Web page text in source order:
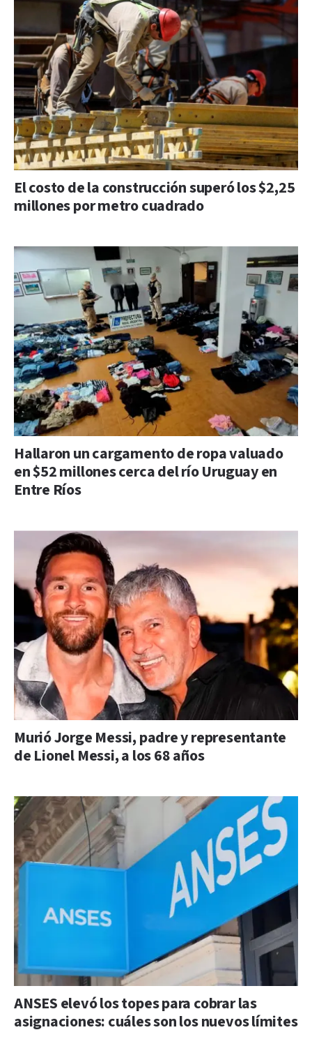
El costo de la construcción superó los $2,25
millones por metro cuadrado
Hallaron un cargamento de ropa valuado
en $52 millones cerca del río Uruguay en
Entre Ríos
Murió Jorge Messi, padre y representante
de Lionel Messi, a los 68 años
ANSES elevó los topes para cobrar las
asignaciones: cuáles son los nuevos límites